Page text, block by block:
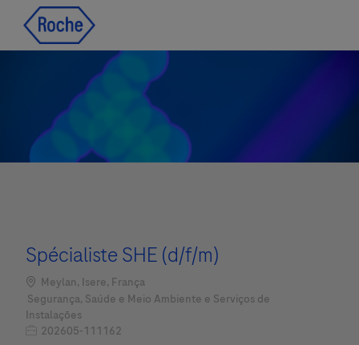
Spécialiste SHE (d/f/m)
Localização
Meylan, Isere, França
Categoria
Segurança, Saúde e Meio Ambiente e Serviços de
Instalações
Job Id202605-111162